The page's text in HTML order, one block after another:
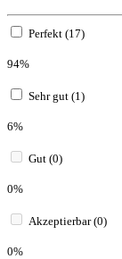
Perfekt (17)
94%
Sehr gut (1)
6%
Gut (0)
0%
Akzeptierbar (0)
0%